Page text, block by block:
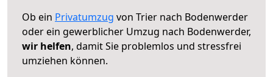
Ob ein Privatumzug von Trier nach Bodenwerder
oder ein gewerblicher Umzug nach Bodenwerder,
wir helfen, damit Sie problemlos und stressfrei
umziehen können.